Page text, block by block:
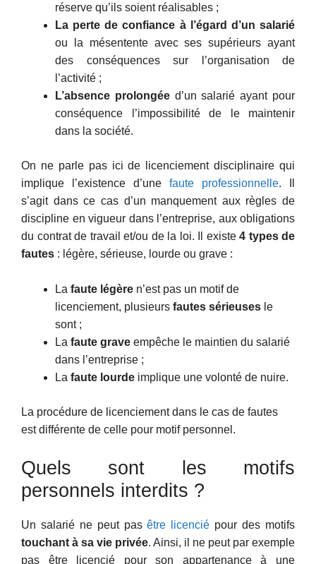
réserve qu’ils soient réalisables ;
La perte de confiance à l’égard d’un salarié
ou la mésentente avec ses supérieurs ayant
des conséquences sur l’organisation de
l’activité ;
L’absence prolongéed’un salarié ayant pour
conséquence l’impossibilité de le maintenir
dans la société.
On ne parle pas ici de licenciement disciplinaire qui
implique l’existence d’une faute professionnelle. Il
s’agit dans ce cas d’un manquement aux règles de
discipline en vigueur dans l’entreprise, aux obligations
du contrat de travail et/ou de la loi. Il existe 4 types de
fautes : légère, sérieuse, lourde ou grave :
La faute légère n’est pas un motif de
licenciement, plusieurs fautes sérieuses le
sont ;
La faute grave empêche le maintien du salarié
dans l’entreprise ;
La faute lourde implique une volonté de nuire.
La procédure de licenciement dans le cas de fautes
est différente de celle pour motif personnel.
Quels sont les motifs
personnels interdits ?
Un salarié ne peut pasêtre licencié pour des motifs
touchant à sa vie privée. Ainsi, il ne peut par exemple
pas être licencié pour son appartenance à une